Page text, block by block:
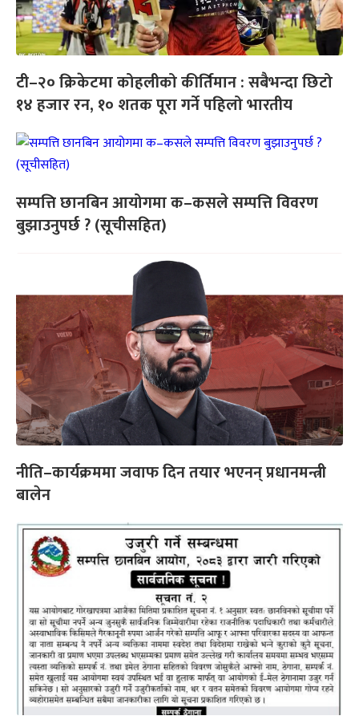
टी–२० क्रिकेटमा कोहलीको कीर्तिमान : सबैभन्दा छिटो
१४ हजार रन, १० शतक पूरा गर्ने पहिलो भारतीय
सम्पत्ति छानबिन आयोगमा क–कसले सम्पत्ति विवरण
बुझाउनुपर्छ ? (सूचीसहित)
नीति–कार्यक्रममा जवाफ दिन तयार भएनन् प्रधानमन्त्री
बालेन